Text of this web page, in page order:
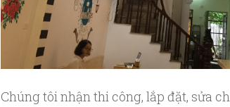
Chúng tôi nhận thi công, lắp đặt, sửa